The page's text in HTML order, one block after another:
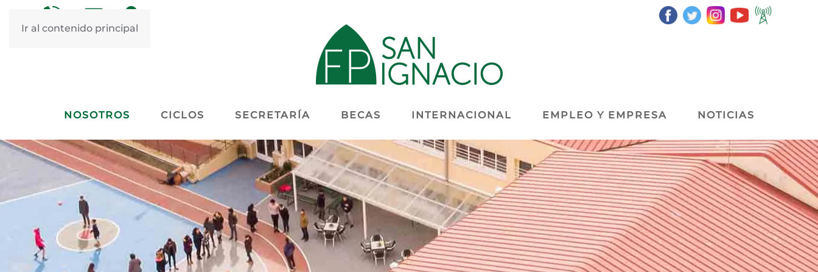
Ir al contenido principal
NOSOTROS CICLOS SECRETARÍA BECAS INTERNACIONAL EMPLEO Y EMPRESA NOTICIAS